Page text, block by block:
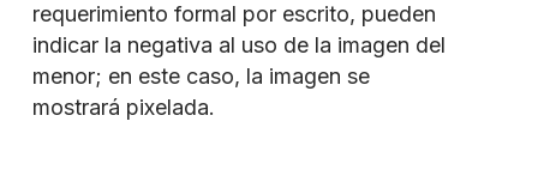
requerimiento formal por escrito, pueden
indicar la negativa al uso de la imagen del
menor; en este caso, la imagen se
mostrará pixelada.